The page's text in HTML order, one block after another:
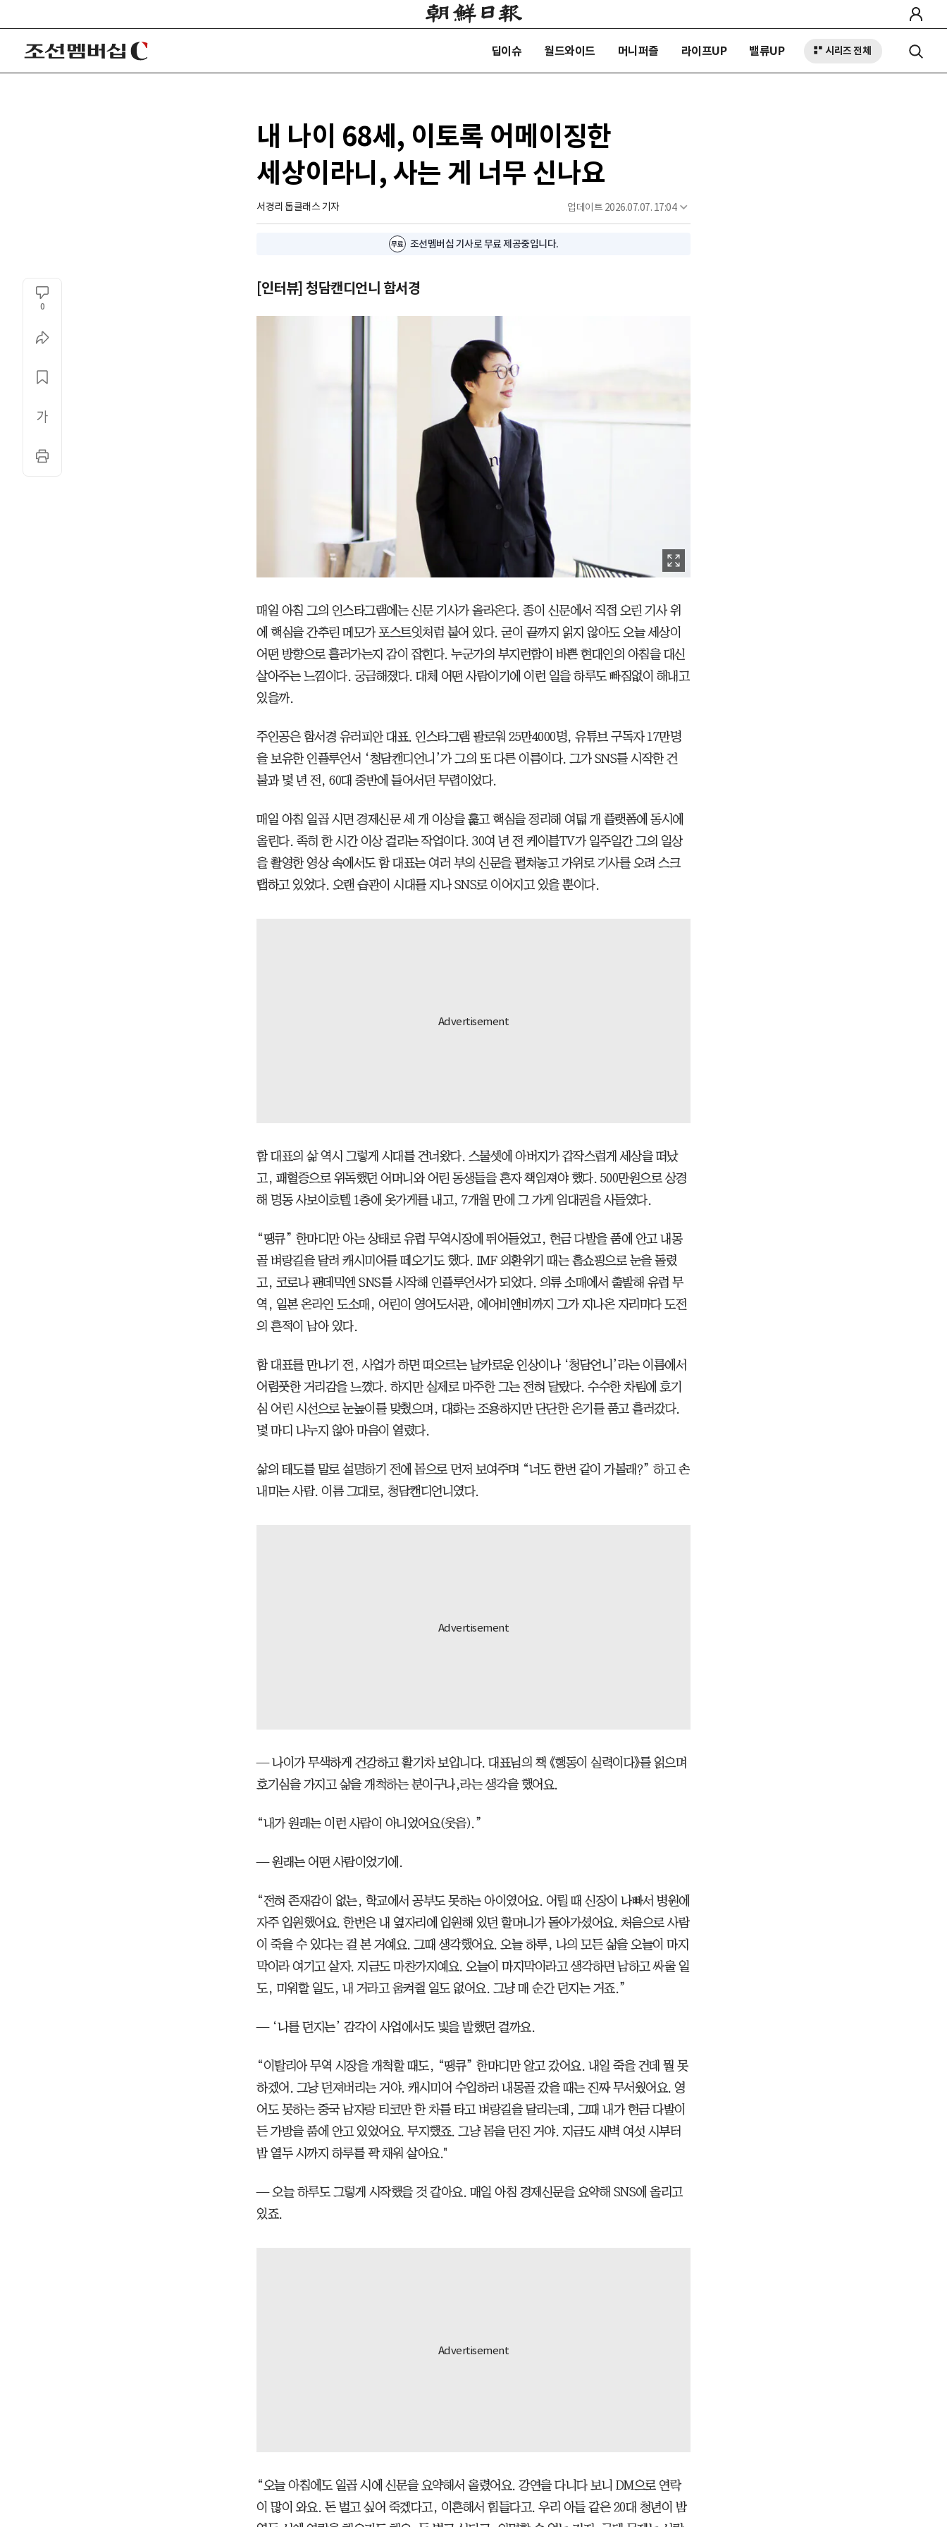
딥이슈 월드와이드 머니퍼즐 라이프UP 밸류UP 시리즈 전체
내 나이 68세, 이토록 어메이징한
세상이라니, 사는 게 너무 신나요
서경리 톱클래스 기자 업데이트 2026.07.07. 17:04
조선멤버십 기사로 무료 제공중입니다.
0
[인터뷰] 청담캔디언니 함서경
매일 아침 그의 인스타그램에는 신문 기사가 올라온다. 종이 신문에서 직접 오린 기사 위
에 핵심을 간추린 메모가 포스트잇처럼 붙어 있다. 굳이 끝까지 읽지 않아도 오늘 세상이
어떤 방향으로 흘러가는지 감이 잡힌다. 누군가의 부지런함이 바쁜 현대인의 아침을 대신
살아주는 느낌이다. 궁금해졌다. 대체 어떤 사람이기에 이런 일을 하루도 빠짐없이 해내고
있을까.
주인공은 함서경 유러피안 대표. 인스타그램 팔로워 25만4000명, 유튜브 구독자 17만명
을 보유한 인플루언서 ‘청담캔디언니’가 그의 또 다른 이름이다. 그가 SNS를 시작한 건
불과 몇 년 전, 60대 중반에 들어서던 무렵이었다.
매일 아침 일곱 시면 경제신문 세 개 이상을 훑고 핵심을 정리해 여덟 개 플랫폼에 동시에
올린다. 족히 한 시간 이상 걸리는 작업이다. 30여 년 전 케이블TV가 일주일간 그의 일상
을 촬영한 영상 속에서도 함 대표는 여러 부의 신문을 펼쳐놓고 가위로 기사를 오려 스크
랩하고 있었다. 오랜 습관이 시대를 지나 SNS로 이어지고 있을 뿐이다.
함 대표의 삶 역시 그렇게 시대를 건너왔다. 스물셋에 아버지가 갑작스럽게 세상을 떠났
고, 패혈증으로 위독했던 어머니와 어린 동생들을 혼자 책임져야 했다. 500만원으로 상경
해 명동 사보이호텔 1층에 옷가게를 내고, 7개월 만에 그 가게 임대권을 사들였다.
“땡큐” 한마디만 아는 상태로 유럽 무역시장에 뛰어들었고, 현금 다발을 품에 안고 내몽
골 벼랑길을 달려 캐시미어를 떼오기도 했다. IMF 외환위기 때는 홈쇼핑으로 눈을 돌렸
고, 코로나 팬데믹엔 SNS를 시작해 인플루언서가 되었다. 의류 소매에서 출발해 유럽 무
역, 일본 온라인 도소매, 어린이 영어도서관, 에어비앤비까지 그가 지나온 자리마다 도전
의 흔적이 남아 있다.
함 대표를 만나기 전, 사업가 하면 떠오르는 날카로운 인상이나 ‘청담언니’라는 이름에서
어렴풋한 거리감을 느꼈다. 하지만 실제로 마주한 그는 전혀 달랐다. 수수한 차림에 호기
심 어린 시선으로 눈높이를 맞췄으며, 대화는 조용하지만 단단한 온기를 품고 흘러갔다.
몇 마디 나누지 않아 마음이 열렸다.
삶의 태도를 말로 설명하기 전에 몸으로 먼저 보여주며 “너도 한번 같이 가볼래?” 하고 손
내미는 사람. 이름 그대로, 청담캔디언니였다.
— 나이가 무색하게 건강하고 활기차 보입니다. 대표님의 책 《행동이 실력이다》를 읽으며
호기심을 가지고 삶을 개척하는 분이구나,라는 생각을 했어요.
“내가 원래는 이런 사람이 아니었어요(웃음).”
— 원래는 어떤 사람이었기에.
“전혀 존재감이 없는, 학교에서 공부도 못하는 아이였어요. 어릴 때 신장이 나빠서 병원에
자주 입원했어요. 한번은 내 옆자리에 입원해 있던 할머니가 돌아가셨어요. 처음으로 사람
이 죽을 수 있다는 걸 본 거예요. 그때 생각했어요. 오늘 하루, 나의 모든 삶을 오늘이 마지
막이라 여기고 살자. 지금도 마찬가지예요. 오늘이 마지막이라고 생각하면 남하고 싸울 일
도, 미워할 일도, 내 거라고 움켜쥘 일도 없어요. 그냥 매 순간 던지는 거죠.”
— ‘나를 던지는’ 감각이 사업에서도 빛을 발했던 걸까요.
“이탈리아 무역 시장을 개척할 때도, “땡큐” 한마디만 알고 갔어요. 내일 죽을 건데 뭘 못
하겠어. 그냥 던져버리는 거야. 캐시미어 수입하러 내몽골 갔을 때는 진짜 무서웠어요. 영
어도 못하는 중국 남자랑 티코만 한 차를 타고 벼랑길을 달리는데, 그때 내가 현금 다발이
든 가방을 품에 안고 있었어요. 무지했죠. 그냥 몸을 던진 거야. 지금도 새벽 여섯 시부터
밤 열두 시까지 하루를 꽉 채워 살아요."
— 오늘 하루도 그렇게 시작했을 것 같아요. 매일 아침 경제신문을 요약해 SNS에 올리고
있죠.
“오늘 아침에도 일곱 시에 신문을 요약해서 올렸어요. 강연을 다니다 보니 DM으로 연락
이 많이 와요. 돈 벌고 싶어 죽겠다고, 이혼해서 힘들다고. 우리 아들 같은 20대 청년이 밤